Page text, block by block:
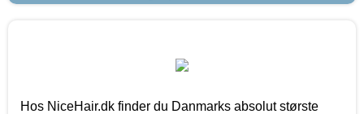
Hos NiceHair.dk finder du Danmarks absolut største